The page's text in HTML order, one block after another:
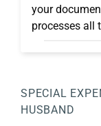
your
processes all
SPECIAL
HUSBAND